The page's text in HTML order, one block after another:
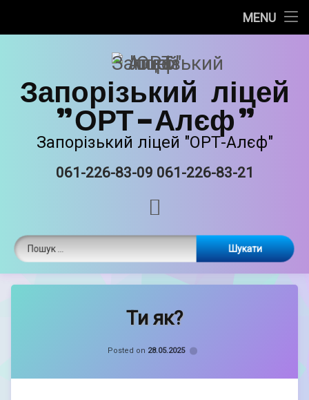
MENU
Прозорість та інформаційна відкритість
Безпечне освітнє середовище
Освітня діяльність
Виховна робота
Єврейські національні традиції
Матеріально-технічне забазпечення
ORT STEAM
Запорізький ліцей
"ОРТ-Алєф"
Запорізький ліцей "ОРТ-Алєф"
061-226-83-09 061-226-83-21
Пошук:
Ти як?
Posted on 28.05.2025